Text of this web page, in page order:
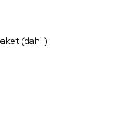
(dahil)